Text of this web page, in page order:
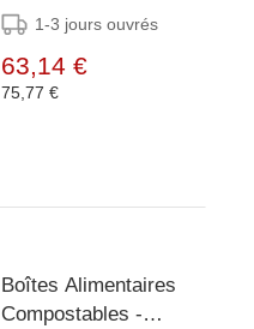
Naturel - Bagasse 2
Pièces
1-3 jours ouvrés
63,14 €
75,77 €
Boîtes Alimentaires
Compostables -